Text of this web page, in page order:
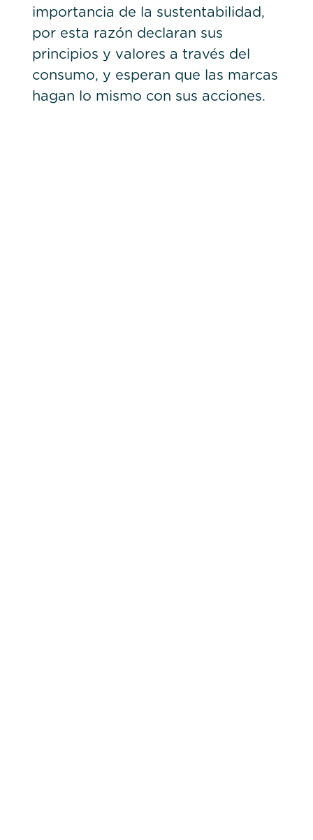
importancia de la sustentabilidad,
por esta razón declaran sus
principios y valores a través del
consumo, y esperan que las marcas
hagan lo mismo con sus acciones.